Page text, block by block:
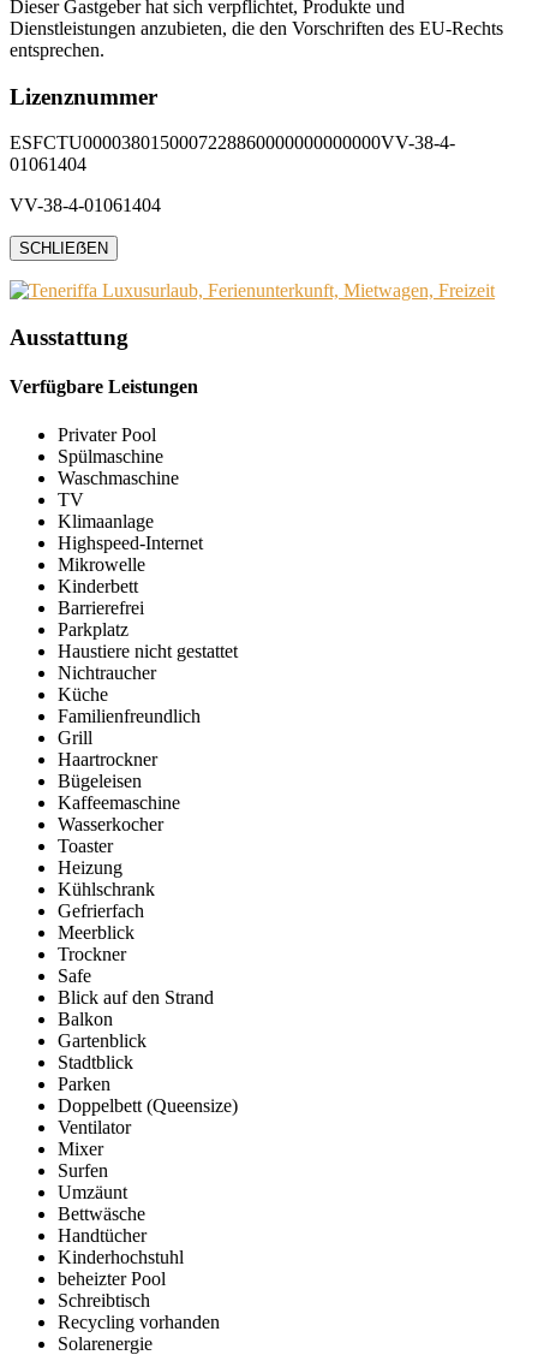
Dieser Gastgeber hat sich verpflichtet, Produkte und
Dienstleistungen anzubieten, die den Vorschriften des EU-Rechts
entsprechen.
Lizenznummer
ESFCTU0000380150007228860000000000000VV-38-4-
01061404
VV-38-4-01061404
SCHLIEẞEN
Ausstattung
Verfügbare Leistungen
Privater Pool
Spülmaschine
Waschmaschine
TV
Klimaanlage
Highspeed-Internet
Mikrowelle
Kinderbett
Barrierefrei
Parkplatz
Haustiere nicht gestattet
Nichtraucher
Küche
Familienfreundlich
Grill
Haartrockner
Bügeleisen
Kaffeemaschine
Wasserkocher
Toaster
Heizung
Kühlschrank
Gefrierfach
Meerblick
Trockner
Safe
Blick auf den Strand
Balkon
Gartenblick
Stadtblick
Parken
Doppelbett (Queensize)
Ventilator
Mixer
Surfen
Umzäunt
Bettwäsche
Handtücher
Kinderhochstuhl
beheizter Pool
Schreibtisch
Recycling vorhanden
Solarenergie